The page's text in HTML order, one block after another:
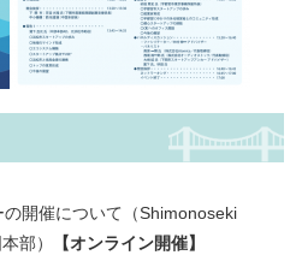
開催について（Shimonoseki
部）
【オンライン開催】